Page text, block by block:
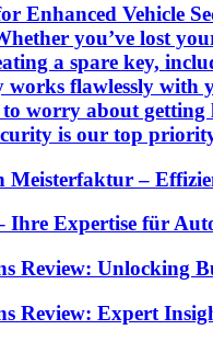
Enhanced Vehicle
you’ve lost
a spare key,
works flawlessly with
to worry about
is our top
–
Expertise für
Review: Unlocking
Review: Expert